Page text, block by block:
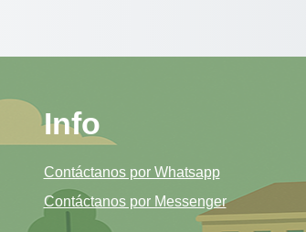
Info
Contáctanos por Whatsapp
Contáctanos por Messenger